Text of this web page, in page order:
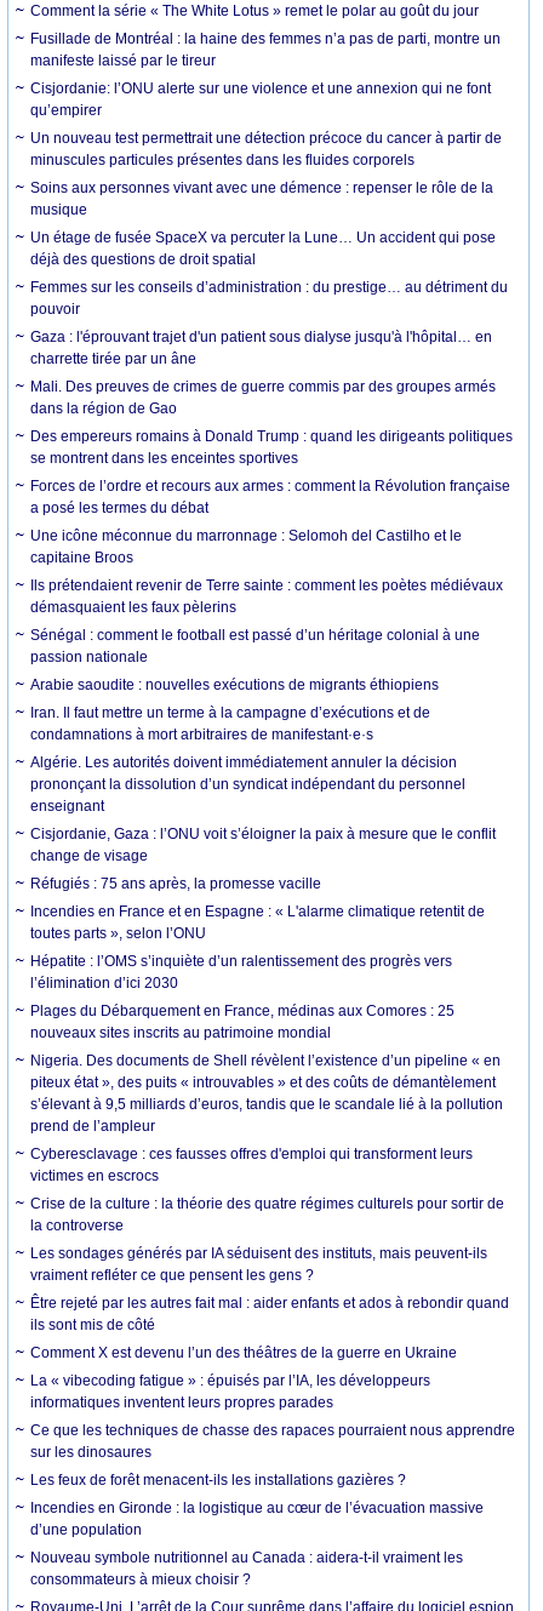
Comment la série « The White Lotus » remet le polar au goût du jour
Fusillade de Montréal : la haine des femmes n’a pas de parti, montre un
manifeste laissé par le tireur
Cisjordanie: l’ONU alerte sur une violence et une annexion qui ne font
qu’empirer
Un nouveau test permettrait une détection précoce du cancer à partir de
minuscules particules présentes dans les fluides corporels
Soins aux personnes vivant avec une démence : repenser le rôle de la
musique
Un étage de fusée SpaceX va percuter la Lune… Un accident qui pose
déjà des questions de droit spatial
Femmes sur les conseils d’administration : du prestige… au détriment du
pouvoir
Gaza : l'éprouvant trajet d'un patient sous dialyse jusqu'à l'hôpital… en
charrette tirée par un âne
Mali. Des preuves de crimes de guerre commis par des groupes armés
dans la région de Gao
Des empereurs romains à Donald Trump : quand les dirigeants politiques
se montrent dans les enceintes sportives
Forces de l’ordre et recours aux armes : comment la Révolution française
a posé les termes du débat
Une icône méconnue du marronnage : Selomoh del Castilho et le
capitaine Broos
Ils prétendaient revenir de Terre sainte : comment les poètes médiévaux
démasquaient les faux pèlerins
Sénégal : comment le football est passé d’un héritage colonial à une
passion nationale
Arabie saoudite : nouvelles exécutions de migrants éthiopiens
Iran. Il faut mettre un terme à la campagne d’exécutions et de
condamnations à mort arbitraires de manifestant·e·s
Algérie. Les autorités doivent immédiatement annuler la décision
prononçant la dissolution d’un syndicat indépendant du personnel
enseignant
Cisjordanie, Gaza : l’ONU voit s’éloigner la paix à mesure que le conflit
change de visage
Réfugiés : 75 ans après, la promesse vacille
Incendies en France et en Espagne : « L'alarme climatique retentit de
toutes parts », selon l’ONU
Hépatite : l’OMS s’inquiète d’un ralentissement des progrès vers
l’élimination d’ici 2030
Plages du Débarquement en France, médinas aux Comores : 25
nouveaux sites inscrits au patrimoine mondial
Nigeria. Des documents de Shell révèlent l’existence d’un pipeline « en
piteux état », des puits « introuvables » et des coûts de démantèlement
s’élevant à 9,5 milliards d’euros, tandis que le scandale lié à la pollution
prend de l’ampleur
Cyberesclavage : ces fausses offres d'emploi qui transforment leurs
victimes en escrocs
Crise de la culture : la théorie des quatre régimes culturels pour sortir de
la controverse
Les sondages générés par IA séduisent des instituts, mais peuvent-ils
vraiment refléter ce que pensent les gens ?
Être rejeté par les autres fait mal : aider enfants et ados à rebondir quand
ils sont mis de côté
Comment X est devenu l’un des théâtres de la guerre en Ukraine
La « vibecoding fatigue » : épuisés par l’IA, les développeurs
informatiques inventent leurs propres parades
Ce que les techniques de chasse des rapaces pourraient nous apprendre
sur les dinosaures
Les feux de forêt menacent-ils les installations gazières ?
Incendies en Gironde : la logistique au cœur de l’évacuation massive
d’une population
Nouveau symbole nutritionnel au Canada : aidera-t-il vraiment les
consommateurs à mieux choisir ?
Royaume-Uni. L’arrêt de la Cour suprême dans l’affaire du logiciel espion